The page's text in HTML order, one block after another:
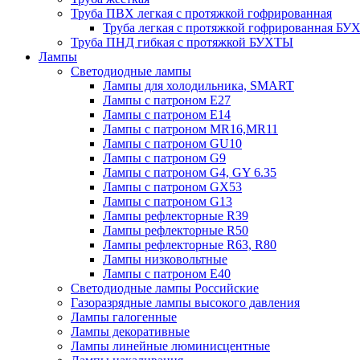
Труба ПВХ легкая с протяжкой гофрированная
Труба легкая с протяжкой гофрированная
Труба ПНД гибкая с протяжкой БУХТЫ
Лампы
Светодиодные лампы
Лампы для холодильника, SMART
Лампы с патроном E27
Лампы с патроном Е14
Лампы с патроном MR16,MR11
Лампы с патроном GU10
Лампы с патроном G9
Лампы с патроном G4, GY 6.35
Лампы с патроном GX53
Лампы с патроном G13
Лампы рефлекторные R39
Лампы рефлекторные R50
Лампы рефлекторные R63, R80
Лампы низковольтные
Лампы с патроном Е40
Светодиодные лампы Российские
Газоразрядные лампы высокого давления
Лампы галогенные
Лампы декоративные
Лампы линейные люминисцентные